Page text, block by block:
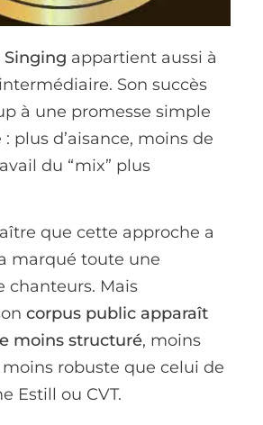
Singing appartient aussi à
Son succès
à une promesse simple
plus d’aisance, moins de
du “mix” plus
que cette approche a
marqué toute une
chanteurs. Mais
corpus public apparaît
moins structuré, moins
robuste que celui de
Estill ou CVT.